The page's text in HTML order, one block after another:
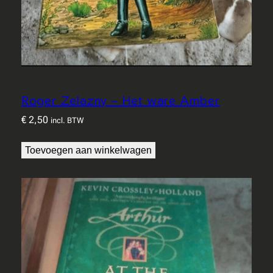
Roger Zelazny – Het ware Amber
€2,50 incl. BTW
Toevoegen aan winkelwagen